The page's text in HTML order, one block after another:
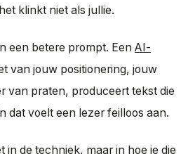
klinkt niet als jullie.
een betere prompt. Een AI-
van jouw positionering, jouw
van praten, produceert tekst die
dat voelt een lezer feilloos aan.
in de techniek, maar in hoe je die